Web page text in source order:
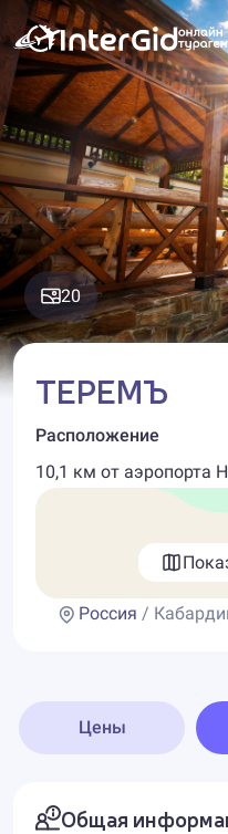
20
ТЕРЕМЪ
Расположение
10,1 км от аэропорта
Россия /
Цены
Общая